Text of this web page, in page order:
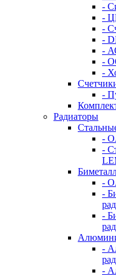
-
-
-
-
-
-
-
-
Радиаторы
-
-
-
-
-
-
-